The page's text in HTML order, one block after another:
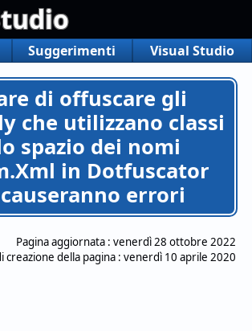
Suggerimenti Visual Studio
di offuscare gli
che utilizzano classi
spazio dei nomi
in Dotfuscator
errori
Pagina aggiornata : venerdì 28 ottobre 2022
creazione della pagina : venerdì 10 aprile 2020